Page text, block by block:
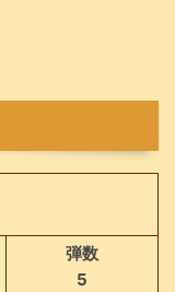
弾数
5